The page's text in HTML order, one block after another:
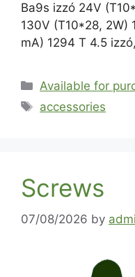
Ba9s izzó 24V
130V (T10*28, 2W)
mA) 1294 T 4.5
Available for
accessories
Screws
07/08/2026 by